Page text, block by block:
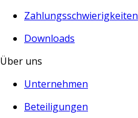
Zahlungsschwierigkeiten
Downloads
Über uns
Unternehmen
Beteiligungen